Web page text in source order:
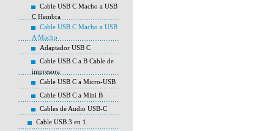
Cable USB C Macho a USB
C Hembra
Cable USB C Macho a USB
A Macho
Adaptador USB C
Cable USB C a B Cable de
impresora
Cable USB C a Micro-USB
Cable USB C a Mini B
Cables de Audio USB-C
Cable USB 3 en 1